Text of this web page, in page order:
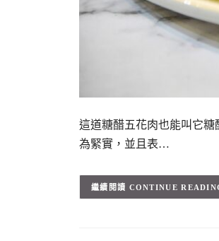
這道糖醋五花肉也能叫它
為緊實，並且表…
CONTINUE